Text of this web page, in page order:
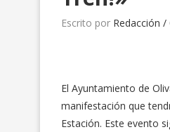
Escrito por Redacción /
El Ayuntamiento de
manifestación que
Estación. Este evento